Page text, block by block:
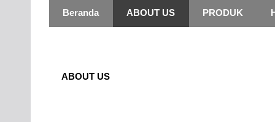
Beranda ABOUT US PRODUK
ABOUT US